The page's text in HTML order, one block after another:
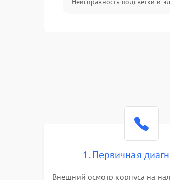
Корпус/Герметичность
1. Первичная
Внешний осмотр корпуса на